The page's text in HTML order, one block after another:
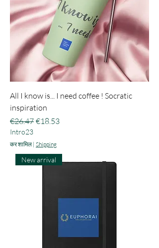
All I know is... I need coffee ! Socratic
inspiration
नियमित मूल्य
€26.47 बिक्री मूल्य
€18.53
Intro23
कर शामिल | Shipping
New arrival